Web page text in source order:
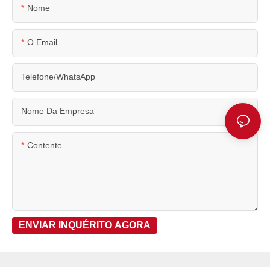
Nome
O Email
Telefone/WhatsApp
Nome Da Empresa
Contente
ENVIAR INQUÉRITO AGORA